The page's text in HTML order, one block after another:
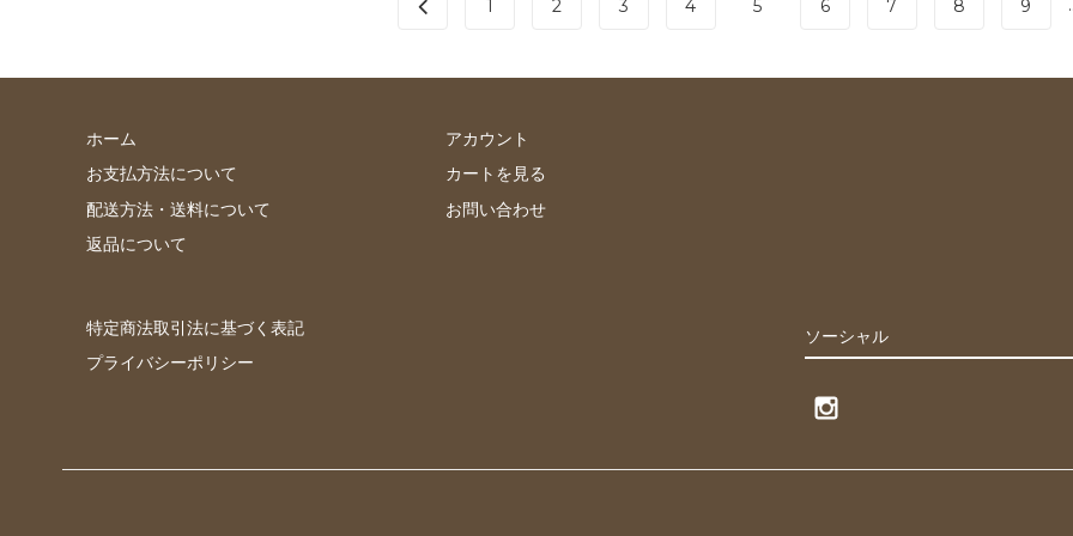
1 2 3 4 5 6 7 8 9
ホーム
お支払方法について
配送方法・送料について
返品について
アカウント
カートを見る
お問い合わせ
ソーシャル
特定商法取引法に基づく表記
プライバシーポリシー